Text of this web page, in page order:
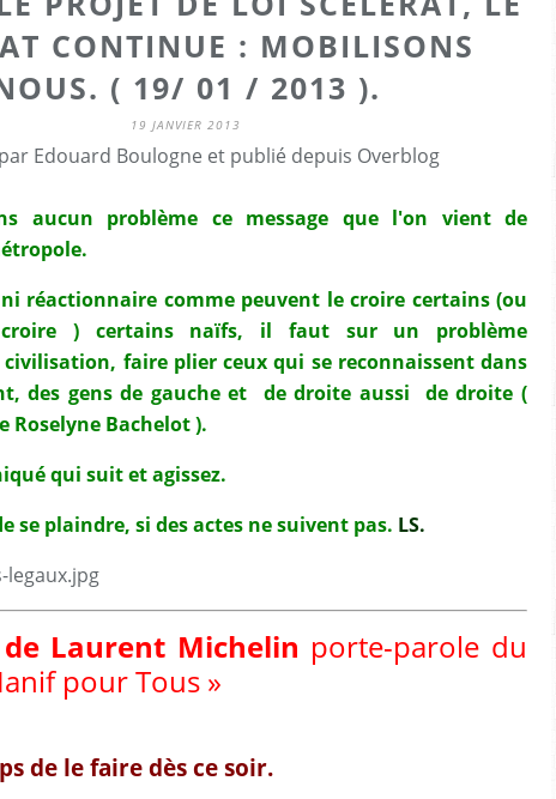
CONTINUE : MOBILISONS
( 19/ 01 / 2013 ).
19 JANVIER 2013
Edouard Boulogne et publié depuis Overblog
aucun problème ce message que l'on vient de
réactionnaire comme peuvent le croire certains (ou
) certains naïfs, il faut sur un problème
faire plier ceux qui se reconnaissent dans
des gens de gauche et de droite aussi de droite (
Roselyne Bachelot ).
qui suit et agissez.
se plaindre, si des actes ne suivent pas. LS.
Laurent Michelin porte-parole du
pour Tous »
de le faire dès ce soir.